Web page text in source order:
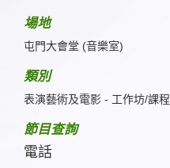
場地
屯門大會堂 (音樂室)
類別
表演藝術及電影 - 工作坊/課程
節目查詢
電話